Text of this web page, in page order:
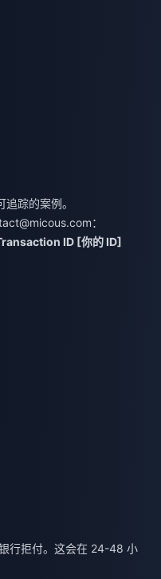
踪的案例。
：
ID [你的 ID]
行拒付。这会在 24-48 小